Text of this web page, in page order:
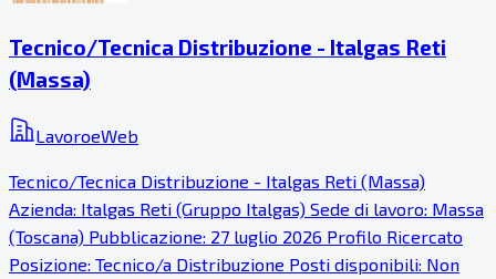
Tecnico/Tecnica Distribuzione - Italgas Reti
(Massa)
LavoroeWeb
Tecnico/Tecnica Distribuzione - Italgas Reti (Massa)
Azienda: Italgas Reti (Gruppo Italgas) Sede di lavoro: Massa
(Toscana) Pubblicazione: 27 luglio 2026 Profilo Ricercato
Posizione: Tecnico/a Distribuzione Posti disponibili: Non